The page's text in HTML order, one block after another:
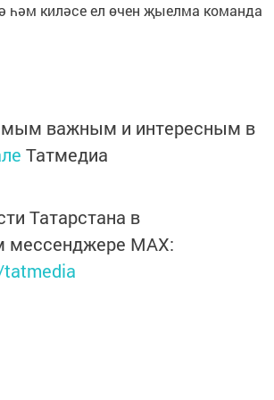
һәм киләсе ел өчен җыелма команда
важным и интересным в
Татмедиа
Татарстана в
мессенджере MАХ: